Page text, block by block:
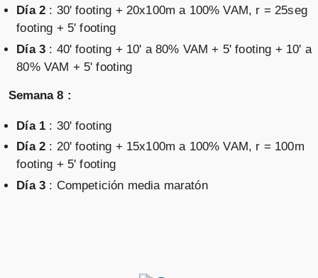
Día 2 : 30' footing + 20x100m a 100% VAM, r = 25seg
footing + 5' footing
Día 3 : 40' footing + 10' a 80% VAM + 5' footing + 10' a
80% VAM + 5' footing
Semana 8 :
Día 1 : 30' footing
Día 2 : 20' footing + 15x100m a 100% VAM, r = 100m
footing + 5' footing
Día 3 : Competición media maratón